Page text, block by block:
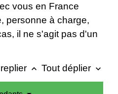
vous en France
personne à charge,
il ne s'agit pas d'un
keyboard_arrow_up Tout déplier keyboard_arrow_down